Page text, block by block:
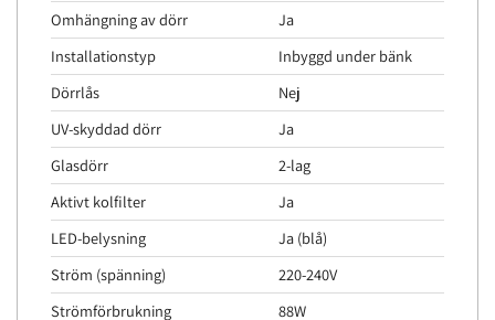
Omhängning av dörr
Ja
Installationstyp
Inbyggd under bänk
Dörrlås
Nej
UV-skyddad dörr
Ja
Glasdörr
2-lag
Aktivt kolfilter
Ja
LED-belysning
Ja (blå)
Ström (spänning)
220-240V
Strömförbrukning
88W